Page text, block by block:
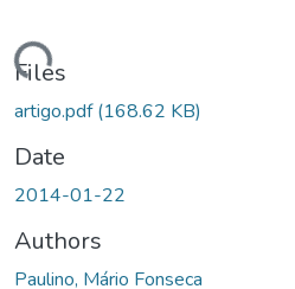
Files
artigo.pdf(168.62 KB)
Date
2014-01-22
Authors
Paulino, Mário Fonseca